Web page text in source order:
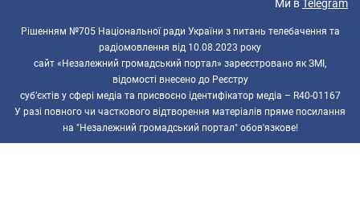
Ми вTelegram
Рішенням №705 Національної ради України з питань телебачення та
радіомовлення від 10.08.2023 року
сайт «Незалежний громадський портал» зареєстровано як ЗМІ,
відомості внесено до Реєстру
суб’єктів у сфері медіа та присвоєно ідентифікатор медіа – R40-01167
У разі повного чи часткового відтворення матеріалів пряме посилання
на "Незалежний громадський портал" обов'язкове!